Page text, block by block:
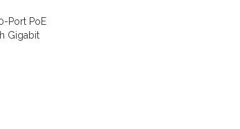
Port PoE
Gigabit